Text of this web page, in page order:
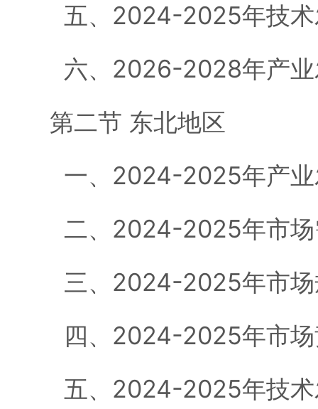
五、2024-2025年技术
六、2026-2028年产业
第二节 东北地区
一、2024-2025年产业
二、2024-2025年市场
三、2024-2025年市场
四、2024-2025年市场
五、2024-2025年技术